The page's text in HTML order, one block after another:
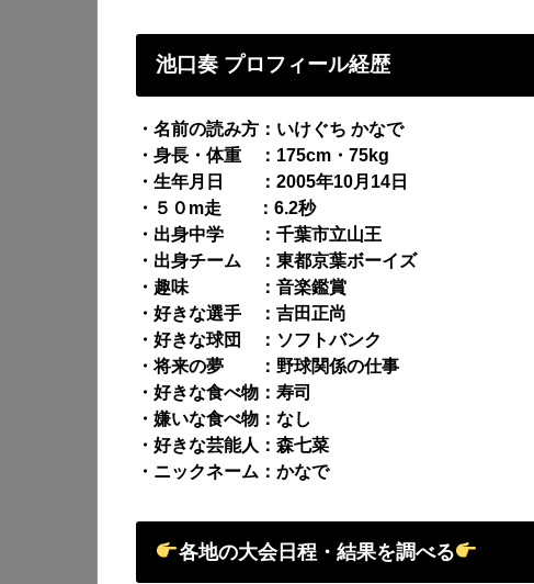
池口奏 プロフィール経歴
・名前の読み方：いけぐち かなで
・身長・体重 ：175cm・75kg
・生年月日 ：2005年10月14日
・５０m走 ：6.2秒
・出身中学 ：千葉市立山王
・出身チーム ：東都京葉ボーイズ
・趣味 ：音楽鑑賞
・好きな選手 ：吉田正尚
・好きな球団 ：ソフトバンク
・将来の夢 ：野球関係の仕事
・好きな食べ物：寿司
・嫌いな食べ物：なし
・好きな芸能人：森七菜
・ニックネーム：かなで
各地の大会日程・結果を調べる